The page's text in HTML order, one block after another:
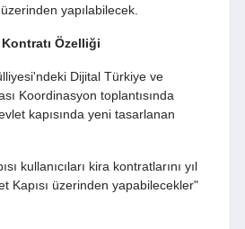
yapılabilecek.
Özelliği
Dijital Türkiye ve
Koordinasyon toplantısında
kapısında yeni tasarlanan
kullanıcıları kira kontratlarını yıl
Kapısı üzerinden yapabilecekler"